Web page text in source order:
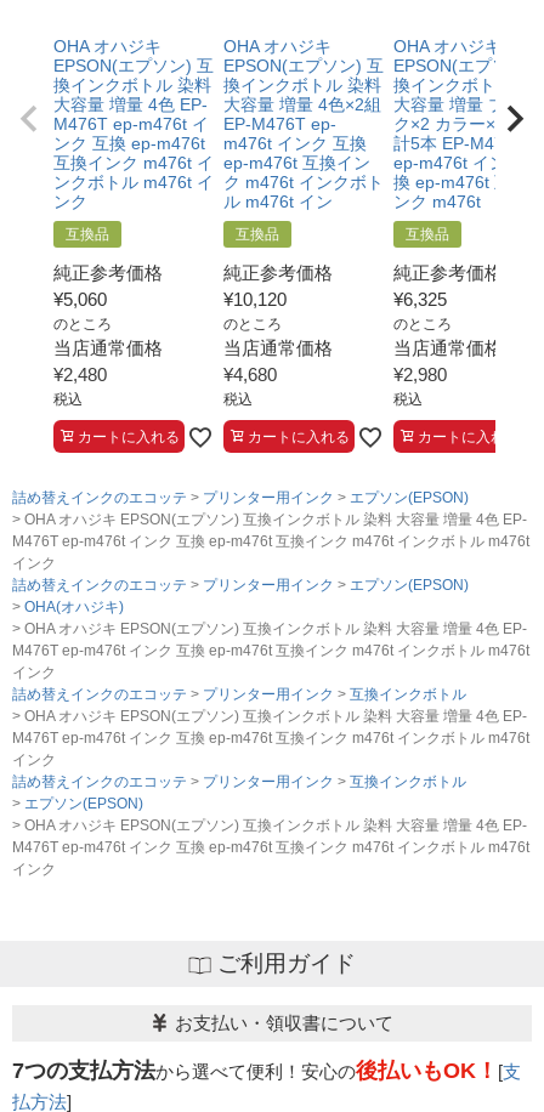
互換品：ブラック140ml/カラー各70ml
純正品：ブラック140ml/カラー各70ml
【マスカラ・ハーモニカ】
互換品：ブラック140ml/カラー各70ml
純正品：ブラック140ml/カラー各70ml
OHA オハジキ
EPSON(エプソン) 互
換インクボトル 染料
大容量 増量 4色 EP-
M476T ep-m476t イ
ンク 互換 ep-m476t
互換インク m476t イ
ンクボトル m476t イ
ンク
互換品
純正参考価格
¥5,060
のところ
当店通常価格
¥2,480
税込
カートに入れる
OHA オハジキ
EPSON(エプソン) 互
換インクボトル 染料
大容量 増量 4色×2組
EP-M476T ep-
m476t インク 互換
ep-m476t 互換イン
ク m476t インクボト
ル m476t イン
互換品
純正参考価格
¥10,120
のところ
当店通常価格
¥4,680
税込
カートに入れる
OHA オハジキ
EPSON(エプソン)
換インクボトル 染
大容量 増量 ブラッ
ク×2 カラー×各1 合
計5本 EP-M476T
ep-m476t インク 互
換 ep-m476t 互換イ
ンク m476t
互換品
純正参考価格
¥6,325
のところ
当店通常価格
¥2,980
税込
カートに入れる
詰め替えインクのエコッテ プリンター用インク
エプソン(EPSON)
OHA オハジキ EPSON(エプソン) 互換インクボトル 染料 大容量 増量 4色 EP-
M476T ep-m476t インク 互換 ep-m476t 互換インク m476t インクボトル m476t
インク
詰め替えインクのエコッテ
プリンター用インク
エプソン(EPSON)
OHA(オハジキ)
OHA オハジキ EPSON(エプソン) 互換インクボトル 染料 大容量 増量 4色 EP-
M476T ep-m476t インク 互換 ep-m476t 互換インク m476t インクボトル m476t
インク
詰め替えインクのエコッテ
プリンター用インク
互換インクボトル
OHA オハジキ EPSON(エプソン) 互換インクボトル 染料 大容量 増量 4色 EP-
M476T ep-m476t インク 互換 ep-m476t 互換インク m476t インクボトル m476t
インク
詰め替えインクのエコッテ
プリンター用インク
互換インクボトル
エプソン(EPSON)
OHA オハジキ EPSON(エプソン) 互換インクボトル 染料 大容量 増量 4色 EP-
M476T ep-m476t インク 互換 ep-m476t 互換インク m476t インクボトル m476t
インク
ご利用ガイド
お支払い・領収書について
7つの支払方法から選べて便利！安心の後払いもOK！ [支
払方法]